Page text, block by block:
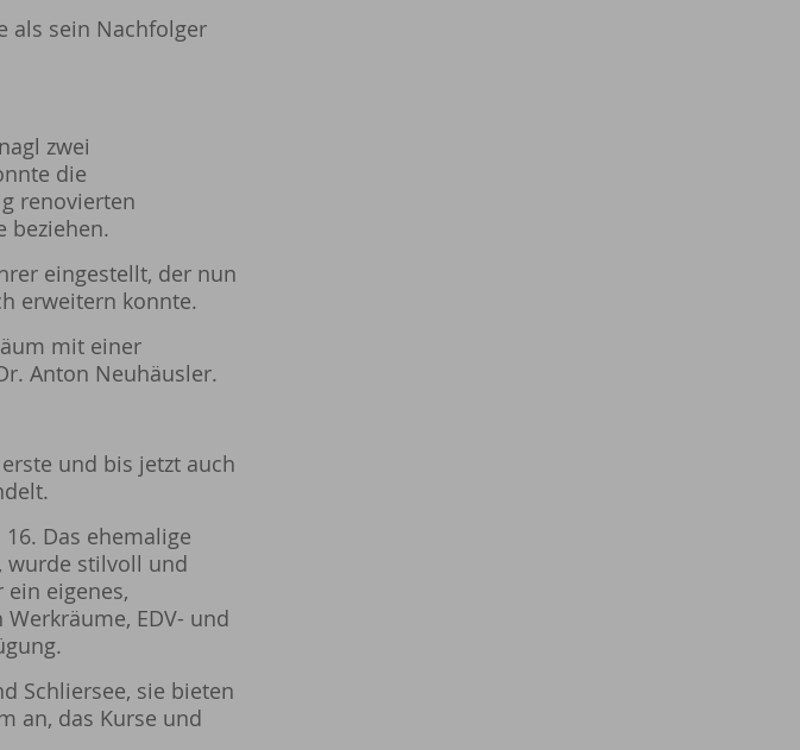
als sein Nachfolger
zwei
die
renovierten
beziehen.
eingestellt, der nun
erweitern konnte.
mit einer
Anton Neuhäusler.
und bis jetzt auch
Das ehemalige
wurde stilvoll und
eigenes,
EDV- und
Schliersee, sie bieten
an, das Kurse und